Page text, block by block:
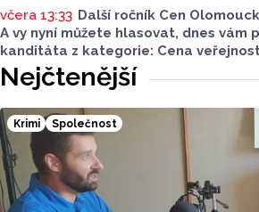
včera 13:33 Další ročník Cen
A vy nyní můžete hlasovat, dnes vám
kanditáta z kategorie: Cena
životního prostředí. Toto je Střední
v Přerově, která má nominaci v
v ochraně životního prostředí -
Nejčtenější
Krimi Společnost